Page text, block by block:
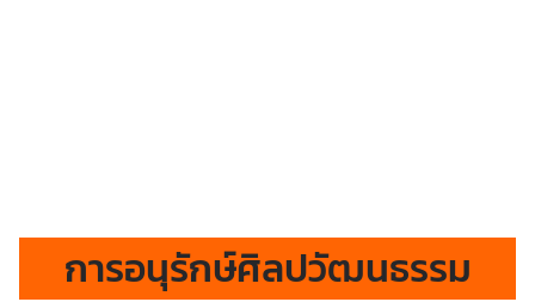
การอนุรักษ์ศิลปวัฒนธรรม